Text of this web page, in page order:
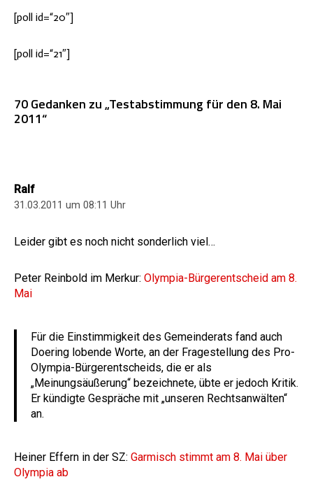
[poll id=“20″]
[poll id=“21″]
70 Gedanken zu „Testabstimmung für den 8. Mai
2011“
Ralf
31.03.2011 um 08:11 Uhr
Leider gibt es noch nicht sonderlich viel…
Peter Reinbold im Merkur: Olympia-Bürgerentscheid am 8.
Mai
Für die Einstimmigkeit des Gemeinderats fand auch
Doering lobende Worte, an der Fragestellung des Pro-
Olympia-Bürgerentscheids, die er als
„Meinungsäußerung“ bezeichnete, übte er jedoch Kritik.
Er kündigte Gespräche mit „unseren Rechtsanwälten“
an.
Heiner Effern in der SZ: Garmisch stimmt am 8. Mai über
Olympia ab